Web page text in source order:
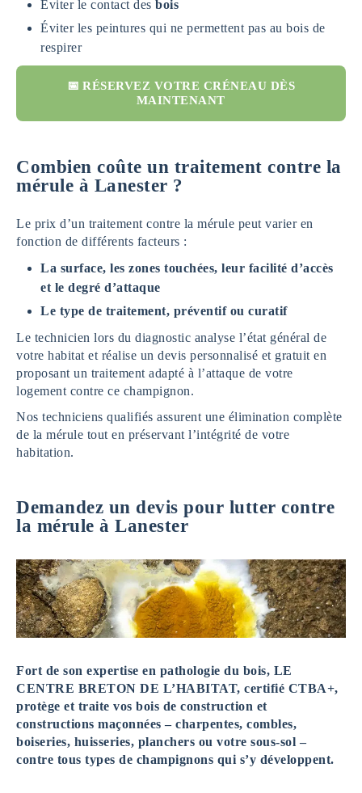
Éviter le contact des bois
Éviter les peintures qui ne permettent pas au bois de
respirer
📅 RÉSERVEZ VOTRE CRÉNEAU DÈS
MAINTENANT
Combien coûte un traitement contre la
mérule à Lanester ?
Le prix d’un traitement contre la mérule peut varier en
fonction de différents facteurs :
La surface, les zones touchées, leur facilité d’accès
et le degré d’attaque
Le type de traitement, préventif ou curatif
Le technicien lors du diagnostic analyse l’état général de
votre habitat et réalise un devis personnalisé et gratuit en
proposant un traitement adapté à l’attaque de votre
logement contre ce champignon.
Nos techniciens qualifiés assurent une élimination complète
de la mérule tout en préservant l’intégrité de votre
habitation.
Demandez un devis pour lutter contre
la mérule à Lanester
Fort de son expertise en pathologie du bois, LE
CENTRE BRETON DE L’HABITAT, certifié CTBA+,
protège et traite vos bois de construction et
constructions maçonnées – charpentes, combles,
boiseries, huisseries, planchers ou votre sous-sol –
contre tous types de champignons qui s’y développent.